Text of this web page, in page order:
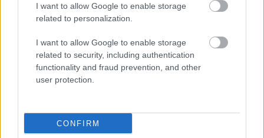
I want to allow Google to enable storage
related to personalization.
I want to allow Google to enable storage
related to security, including authentication
functionality and fraud prevention, and other
user protection.
CONFIRM